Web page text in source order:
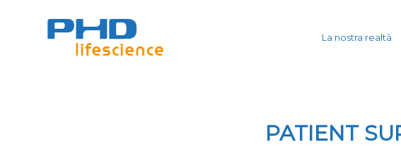
La nostra realtà
PATIENT